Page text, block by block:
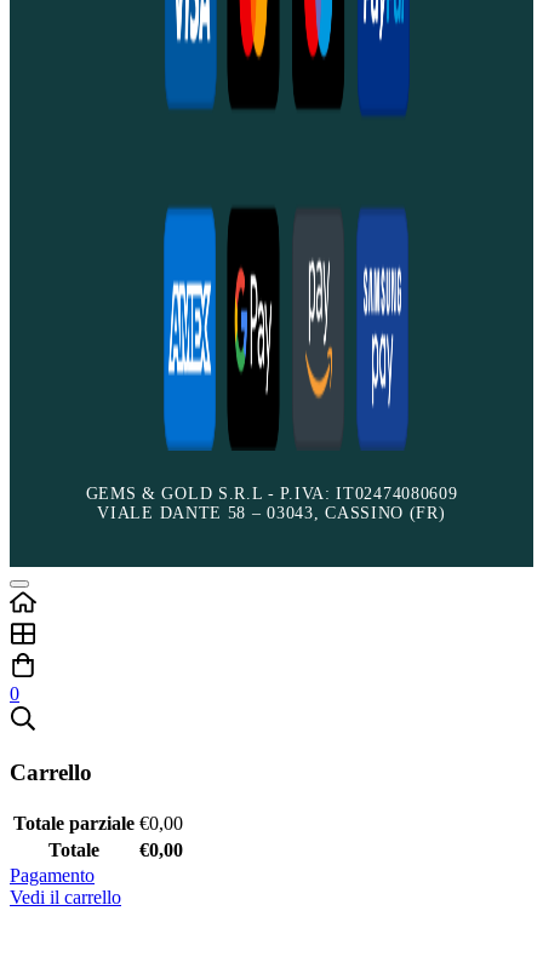
GEMS & GOLD S.R.L - P.IVA: IT02474080609
VIALE DANTE 58 – 03043, CASSINO (FR)
0
Carrello
Totale parziale €0,00
Totale
€0,00
Pagamento
Vedi il carrello